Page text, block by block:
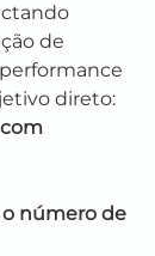
de
direto:
número de